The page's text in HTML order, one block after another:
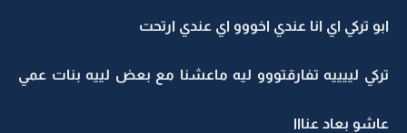
ابو تركي اي انا عندي اخووو اي عندي ارتحت
تركي لييييه تفارقتووو ليه ماعشنا مع بعض لييه بنات عمي
عاشو بعاد عنااا